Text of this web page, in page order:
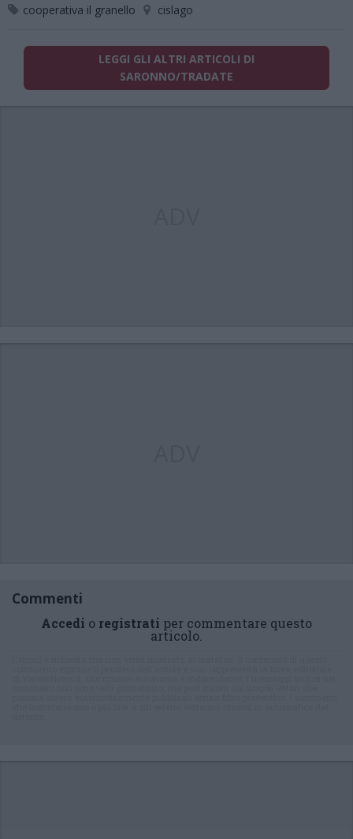
cooperativa il granello cislago
LEGGI GLI ALTRI ARTICOLI DI
SARONNO/TRADATE
Commenti
Accedi o registrati per commentare questo
articolo.